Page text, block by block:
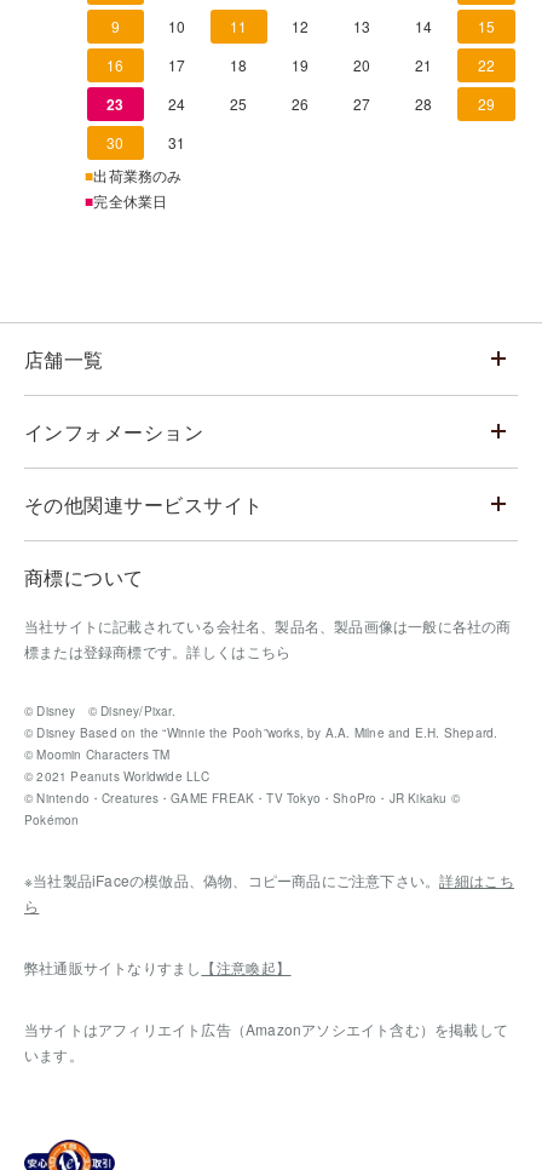
9
10 11 12 13 14
15
16
17 18 19 20 21 22
23 24 25 26 27 28
29
30
31
■出荷業務のみ
■完全休業日
店舗一覧
インフォメーション
その他関連サービスサイト
商標について
当社サイトに記載されている会社名、製品名、製品画像は一般に各社の商
標または登録商標です。詳しくはこちら
© Disney © Disney/Pixar.
© Disney Based on the “Winnie the Pooh”works, by A.A. Milne and E.H. Shepard.
© Moomin Characters TM
© 2021 Peanuts Worldwide LLC
© Nintendo・Creatures・GAME FREAK・TV Tokyo・ShoPro・JR Kikaku ©
Pokémon
※当社製品iFaceの模倣品、偽物、コピー商品にご注意下さい。詳細はこち
ら
弊社通販サイトなりすまし 【注意喚起】
当サイトはアフィリエイト広告（Amazonアソシエイト含む）を掲載して
います。